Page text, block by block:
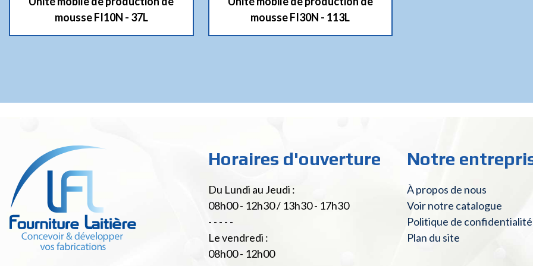
mousse FI10N - 37L
mousse FI30N - 113L
Horaires d'ouverture
Du Lundi au Jeudi :
08h00 - 12h30 / 13h30 - 17h30
- - - - -
Le vendredi :
08h00 - 12h00
Notre
À propos de nous
Voir notre catalogue
Politique de confidentialité
Plan du site